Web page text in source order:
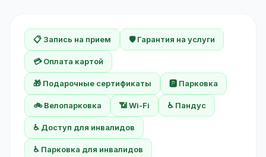
📋 Запись на прием 🛡️ Гарантия на услуги
💳 Оплата картой
🎁 Подарочные сертификаты 🅿️ Парковка
🚲 Велопарковка 📶 Wi-Fi ♿ Пандус
♿ Доступ для инвалидов
♿ Парковка для инвалидов